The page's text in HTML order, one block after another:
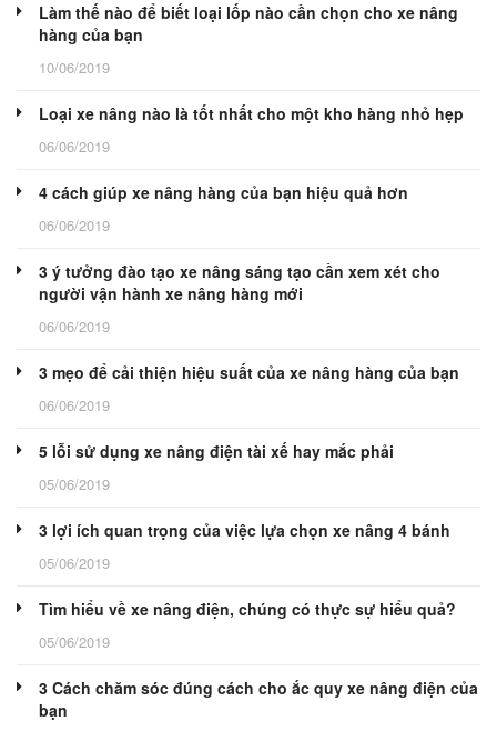
Làm thế nào để biết loại lốp nào cần chọn cho xe nâng
hàng của bạn
10/06/2019
Loại xe nâng nào là tốt nhất cho một kho hàng nhỏ hẹp
06/06/2019
4 cách giúp xe nâng hàng của bạn hiệu quả hơn
06/06/2019
3 ý tưởng đào tạo xe nâng sáng tạo cần xem xét cho
người vận hành xe nâng hàng mới
06/06/2019
3 mẹo để cải thiện hiệu suất của xe nâng hàng của bạn
06/06/2019
5 lỗi sử dụng xe nâng điện tài xế hay mắc phải
05/06/2019
3 lợi ích quan trọng của việc lựa chọn xe nâng 4 bánh
05/06/2019
Tìm hiểu về xe nâng điện, chúng có thực sự hiểu quả?
05/06/2019
3 Cách chăm sóc đúng cách cho ắc quy xe nâng điện của
bạn